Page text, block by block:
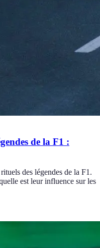
de la F1 :
des légendes de la F1.
est leur influence sur les